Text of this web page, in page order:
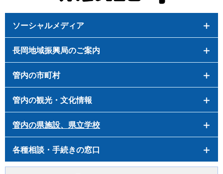
ソーシャルメディア
長岡地域振興局のご案内
管内の市町村
管内の観光・文化情報
管内の県施設、県立学校
各種相談・手続きの窓口